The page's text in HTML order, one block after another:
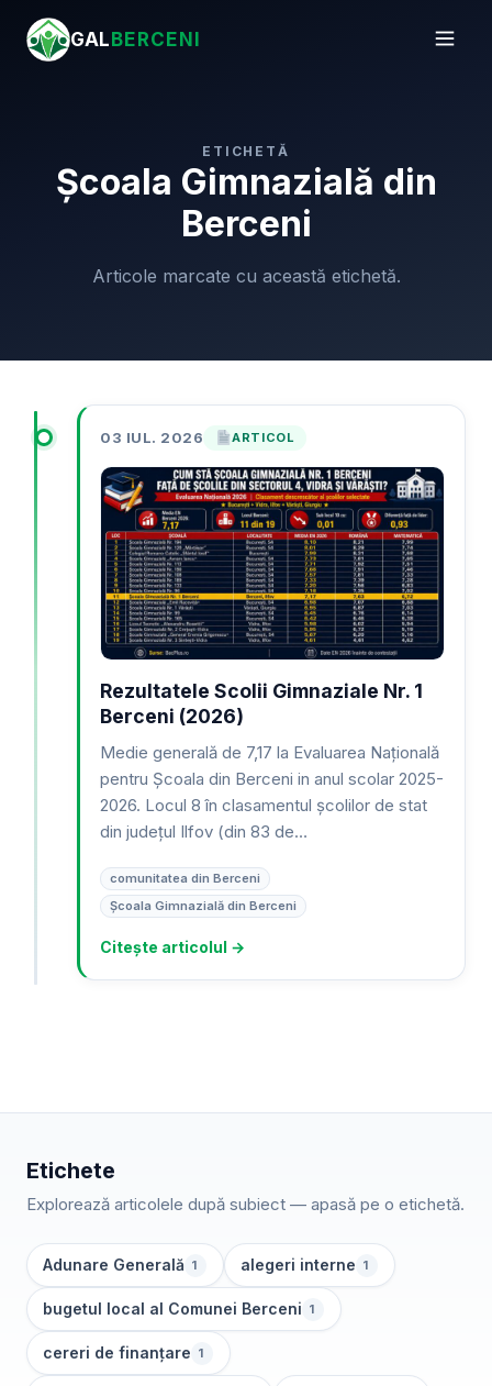
GALBERCENI
ETICHETĂ
Școala Gimnazială din
Berceni
Articole marcate cu această etichetă.
03 IUL. 2026 ARTICOL
Rezultatele Scolii Gimnaziale Nr. 1
Berceni (2026)
Medie generală de 7,17 la Evaluarea Națională
pentru Școala din Berceni in anul scolar 2025-
2026. Locul 8 în clasamentul școlilor de stat
din județul Ilfov (din 83 de…
comunitatea din Berceni
Școala Gimnazială din Berceni
Citește articolul →
Etichete
Explorează articolele după subiect — apasă pe o etichetă.
Adunare Generală 1 alegeri interne 1
bugetul local al Comunei Berceni 1
cereri de finanțare 1